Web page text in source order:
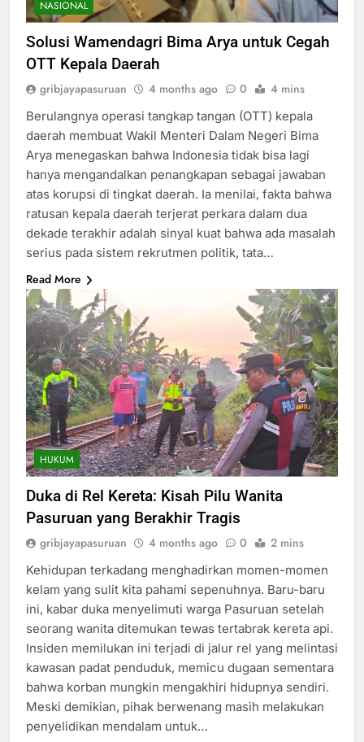
NASIONAL
Solusi Wamendagri Bima Arya untuk Cegah
OTT Kepala Daerah
gribjayapasuruan 4 months ago 0 4 mins
Berulangnya operasi tangkap tangan (OTT) kepala
daerah membuat Wakil Menteri Dalam Negeri Bima
Arya menegaskan bahwa Indonesia tidak bisa lagi
hanya mengandalkan penangkapan sebagai jawaban
atas korupsi di tingkat daerah. Ia menilai, fakta bahwa
ratusan kepala daerah terjerat perkara dalam dua
dekade terakhir adalah sinyal kuat bahwa ada masalah
serius pada sistem rekrutmen politik, tata…
Read More
HUKUM
Duka di Rel Kereta: Kisah Pilu Wanita
Pasuruan yang Berakhir Tragis
gribjayapasuruan 4 months ago 0 2 mins
Kehidupan terkadang menghadirkan momen-momen
kelam yang sulit kita pahami sepenuhnya. Baru-baru
ini, kabar duka menyelimuti warga Pasuruan setelah
seorang wanita ditemukan tewas tertabrak kereta api.
Insiden memilukan ini terjadi di jalur rel yang melintasi
kawasan padat penduduk, memicu dugaan sementara
bahwa korban mungkin mengakhiri hidupnya sendiri.
Meski demikian, pihak berwenang masih melakukan
penyelidikan mendalam untuk…